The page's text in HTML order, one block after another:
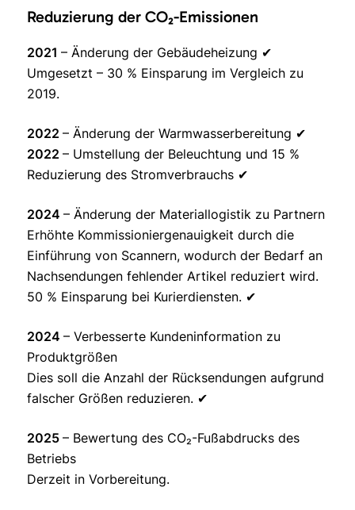
Reduzierung der CO₂-Emissionen
2021– Änderung der Gebäudeheizung ✔
Umgesetzt – 30 % Einsparung im Vergleich zu
2019.
2022– Änderung der Warmwasserbereitung ✔
2022– Umstellung der Beleuchtung und 15 %
Reduzierung des Stromverbrauchs ✔
2024– Änderung der Materiallogistik zu Partnern
Erhöhte Kommissioniergenauigkeit durch die
Einführung von Scannern, wodurch der Bedarf an
Nachsendungen fehlender Artikel reduziert wird.
50 % Einsparung bei Kurierdiensten. ✔
2024– Verbesserte Kundeninformation zu
Produktgrößen
Dies soll die Anzahl der Rücksendungen aufgrund
falscher Größen reduzieren. ✔
2025– Bewertung des CO₂-Fußabdrucks des
Betriebs
Derzeit in Vorbereitung.